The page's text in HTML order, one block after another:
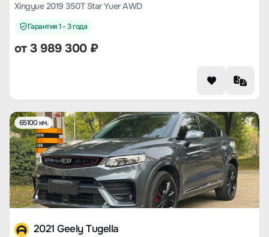
Xingyue 2019 350T Star Yuer AWD
Гарантия 1 - 3 года
от3 989 300₽
65100 км.
2021 Geely Tugella